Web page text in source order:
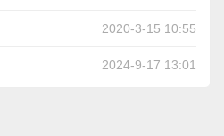
2020-3-15 10:55
2024-9-17 13:01